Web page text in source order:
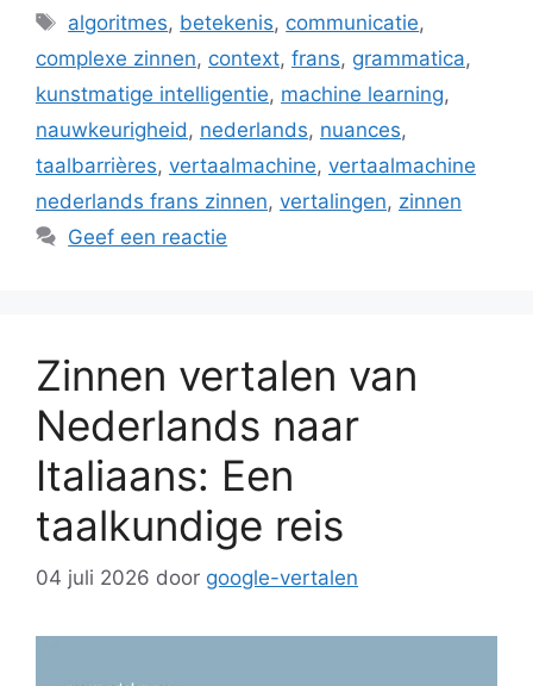
Tags
algoritmes, betekenis, communicatie,
complexe zinnen, context, frans, grammatica,
kunstmatige intelligentie, machine learning,
nauwkeurigheid , nederlands, nuances,
taalbarrières, vertaalmachine, vertaalmachine
nederlands frans zinnen, vertalingen, zinnen
Geef een reactie
Zinnen vertalen van
Nederlands naar
Italiaans: Een
taalkundige reis
04 juli 2026 door google-vertalen